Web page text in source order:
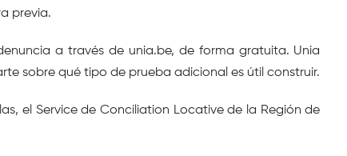
previa.
a través de unia.be, de forma gratuita. Unia
sobre qué tipo de prueba adicional es útil construir.
el Service de Conciliation Locative de la Región de